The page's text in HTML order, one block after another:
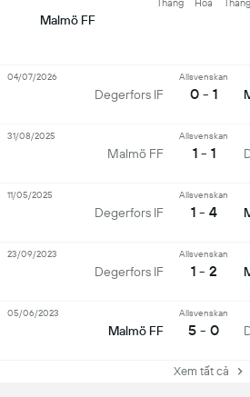
Malmö FF
Thắng Hoà Thắng
Degerfors IF
Allsvenskan
0 - 1
04/07/2026
Malmö FF
Allsvenskan
1 - 1
31/08/2025
Degerfors IF
Allsvenskan
1 - 4
11/05/2025
Degerfors IF
Allsvenskan
1 - 2
23/09/2023
Malmö FF
Allsvenskan
5 - 0
05/06/2023
Xem tất cả